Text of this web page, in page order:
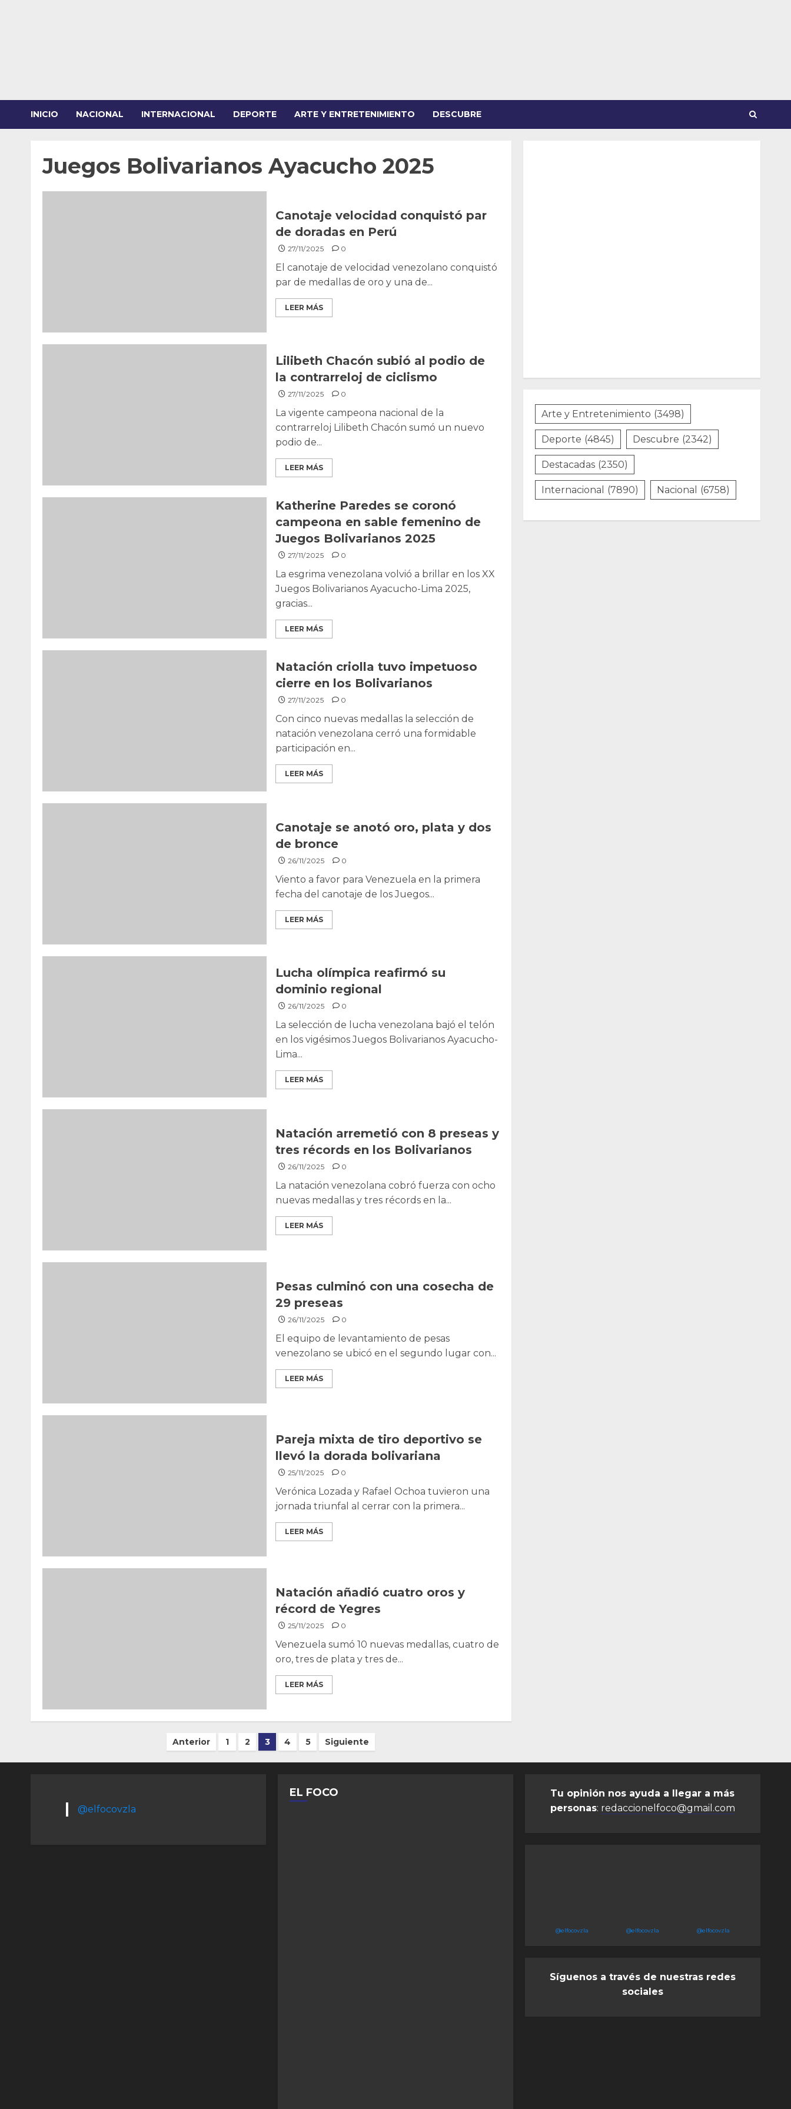
INICIO NACIONAL INTERNACIONAL DEPORTE ARTE Y ENTRETENIMIENTO DESCUBRE
Juegos Bolivarianos Ayacucho 2025
Canotaje velocidad conquistó par
de doradas en Perú
27/11/2025 0
El canotaje de velocidad venezolano conquistó
par de medallas de oro y una de...
LEER MÁS
Lilibeth Chacón subió al podio de
la contrarreloj de ciclismo
27/11/2025 0
La vigente campeona nacional de la
contrarreloj Lilibeth Chacón sumó un nuevo
podio de...
LEER MÁS
Katherine Paredes se coronó
campeona en sable femenino de
Juegos Bolivarianos 2025
27/11/2025 0
La esgrima venezolana volvió a brillar en los XX
Juegos Bolivarianos Ayacucho-Lima 2025,
gracias...
LEER MÁS
Natación criolla tuvo impetuoso
cierre en los Bolivarianos
27/11/2025 0
Con cinco nuevas medallas la selección de
natación venezolana cerró una formidable
participación en...
LEER MÁS
Canotaje se anotó oro, plata y dos
de bronce
26/11/2025 0
Viento a favor para Venezuela en la primera
fecha del canotaje de los Juegos...
LEER MÁS
Lucha olímpica reafirmó su
dominio regional
26/11/2025 0
La selección de lucha venezolana bajó el telón
en los vigésimos Juegos Bolivarianos Ayacucho-
Lima...
LEER MÁS
Natación arremetió con 8 preseas y
tres récords en los Bolivarianos
26/11/2025 0
La natación venezolana cobró fuerza con ocho
nuevas medallas y tres récords en la...
LEER MÁS
Pesas culminó con una cosecha de
29 preseas
26/11/2025 0
El equipo de levantamiento de pesas
venezolano se ubicó en el segundo lugar con...
LEER MÁS
Pareja mixta de tiro deportivo se
llevó la dorada bolivariana
25/11/2025 0
Verónica Lozada y Rafael Ochoa tuvieron una
jornada triunfal al cerrar con la primera...
LEER MÁS
Natación añadió cuatro oros y
récord de Yegres
25/11/2025 0
Venezuela sumó 10 nuevas medallas, cuatro de
oro, tres de plata y tres de...
LEER MÁS
de
Anterior 1 2 3 4 5 Siguiente
Arte y Entretenimiento (3498)
Deporte (4845) Descubre (2342)
Destacadas (2350)
Internacional (7890) Nacional (6758)
@elfocovzla
EL FOCO
Tu opinión nos ayuda a llegar a más
personas: redaccionelfoco@gmail.com
@elfocovzla @elfocovzla @elfocovzla
Síguenos a través de nuestras redes
sociales